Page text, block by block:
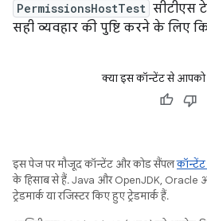
PermissionsHostTest सीटीएस
सही व्यवहार की पुष्टि करने के लिए
क्या इस कॉन्टेंट से आपको
इस पेज पर मौजूद कॉन्टेंट और कोड सैंपल
के हिसाब से हैं. Java और OpenJDK, Oracle
ट्रेडमार्क या रजिस्टर किए हुए ट्रेडमार्क हैं.